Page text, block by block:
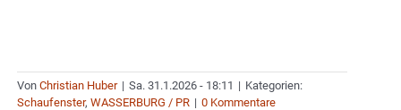
Von Christian Huber | Sa. 31.1.2026 - 18:11 | Kategorien:
Schaufenster, WASSERBURG / PR | 0 Kommentare